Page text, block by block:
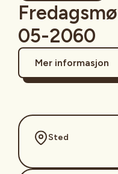
05-2060
Mer informasjon
Sted